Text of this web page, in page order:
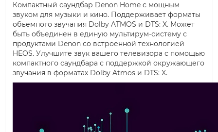
Компактный саундбар Denon Home с мощным
звуком для музыки и кино. Поддерживает форматы
объемного звучания Dolby ATMOS и DTS: X. Может
быть объединен в единую мультирум-систему с
продуктами Denon со встроенной технологией
HEOS. Улучшите звук вашего телевизора с помощью
компактного саундбара с поддержкой окружающего
звучания в форматах Dolby Atmos и DTS: X.